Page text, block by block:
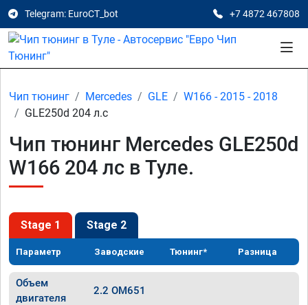
Telegram: EuroCT_bot +7 4872 467808
Чип тюнинг Mercedes GLE
W166 - 2015 - 2018
GLE250d 204 л.с
Чип тюнинг Mercedes GLE250d
W166 204 лс в Туле.
Stage 1 Stage 2
Параметр Заводские Тюнинг* Разница
Объем
двигателя
2.2 OM651